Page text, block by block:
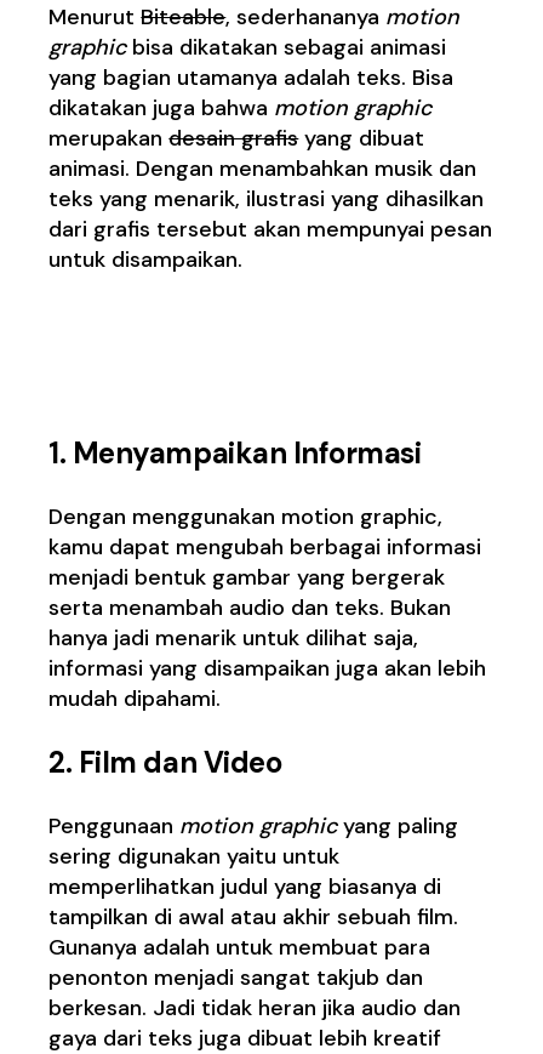
MenurutBiteable, sederhananya motion
graphicbisa dikatakan sebagai animasi
yang bagian utamanya adalah teks. Bisa
dikatakan juga bahwa motion graphic
merupakandesain grafisyang dibuat
animasi. Dengan menambahkan musik dan
teks yang menarik, ilustrasi yang dihasilkan
dari grafis tersebut akan mempunyai pesan
untuk disampaikan.
1. Menyampaikan Informasi
Dengan menggunakan motion graphic,
kamu dapat mengubah berbagai informasi
menjadi bentuk gambar yang bergerak
serta menambah audio dan teks. Bukan
hanya jadi menarik untuk dilihat saja,
informasi yang disampaikan juga akan lebih
mudah dipahami.
2. Film dan Video
Penggunaan motion graphicyang paling
sering digunakan yaitu untuk
memperlihatkan judul yang biasanya di
tampilkan di awal atau akhir sebuah film.
Gunanya adalah untuk membuat para
penonton menjadi sangat takjub dan
berkesan. Jadi tidak heran jika audio dan
gaya dari teks juga dibuat lebih kreatif